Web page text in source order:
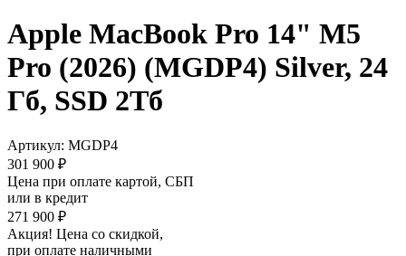
Apple MacBook Pro 14" M5
Pro (2026) (MGDP4) Silver, 24
Гб, SSD 2Тб
Артикул: MGDP4
301 900 ₽
Цена при оплате картой, СБП
или в кредит
271 900 ₽
Акция! Цена со скидкой,
при оплате наличными